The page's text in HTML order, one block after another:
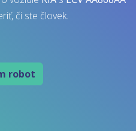
či ste človek.
robot